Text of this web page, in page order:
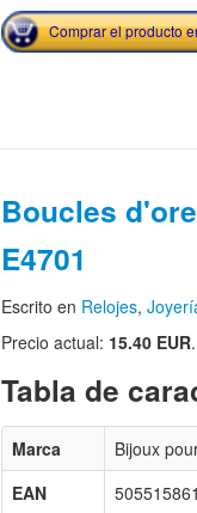
Comprar el producto
Boucles
E4701
Escrito en Relojes,
Precio actual: 15.40 EUR.
Tabla de
Marca
Bijoux
EAN